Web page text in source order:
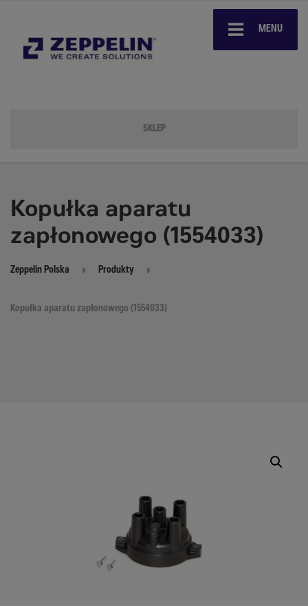
MENU
SKLEP
Kopułka aparatu
zapłonowego (1554033)
Zeppelin Polska Produkty
Kopułka aparatu zapłonowego (1554033)